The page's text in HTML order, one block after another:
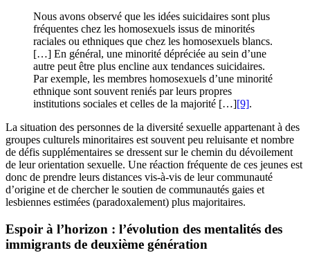
Nous avons observé que les idées suicidaires sont plus
fréquentes chez les homosexuels issus de minorités
raciales ou ethniques que chez les homosexuels blancs.
[…] En général, une minorité dépréciée au sein d’une
autre peut être plus encline aux tendances suicidaires.
Par exemple, les membres homosexuels d’une minorité
ethnique sont souvent reniés par leurs propres
institutions sociales et celles de la majorité […][9].
La situation des personnes de la diversité sexuelle appartenant à des
groupes culturels minoritaires est souvent peu reluisante et nombre
de défis supplémentaires se dressent sur le chemin du dévoilement
de leur orientation sexuelle. Une réaction fréquente de ces jeunes est
donc de prendre leurs distances vis-à-vis de leur communauté
d’origine et de chercher le soutien de communautés gaies et
lesbiennes estimées (paradoxalement) plus majoritaires.
Espoir à l’horizon : l’évolution des mentalités des
immigrants de deuxième génération